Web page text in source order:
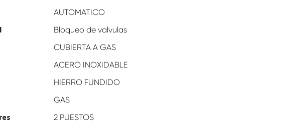
AUTOMATICO
Bloqueo de valvulas
CUBIERTA A GAS
ACERO INOXIDABLE
HIERRO FUNDIDO
GAS
2 PUESTOS